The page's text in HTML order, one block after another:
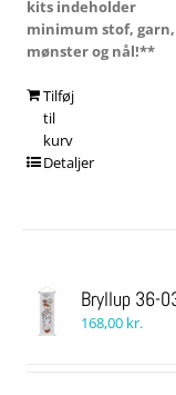
kits indeholder
minimum stof, garn,
mønster og nål!**
Tilføj
til
kurv
Detaljer
Bryllup 36-
168,00 kr.